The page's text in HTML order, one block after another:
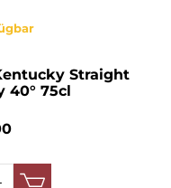
Straight
40° 75cl